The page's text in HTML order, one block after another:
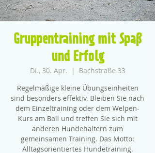
Gruppentraining mit Spaß
und Erfolg
Di., 30. Apr.
  |
Bachstraße 33
Regelmäßige kleine Übungseinheiten
sind besonders effektiv. Bleiben Sie nach
dem Einzeltraining oder dem Welpen-
Kurs am Ball und treffen Sie sich mit
anderen Hundehaltern zum
gemeinsamen Training. Das Motto:
Alltagsorientiertes Hundetraining.